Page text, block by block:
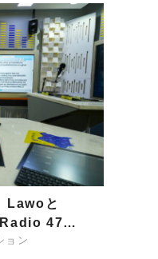
Lawoと
Radio 47…
ョン